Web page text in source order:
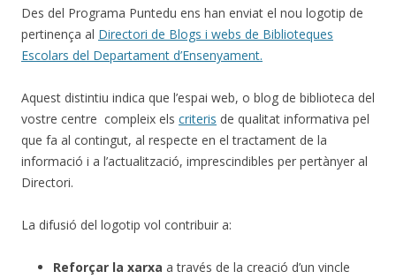
Des del Programa Puntedu ens han enviat el nou logotip de
pertinença al Directori de Blogs i webs de Biblioteques
Escolars del Departament d’Ensenyament.
Aquest distintiu indica que l’espai web, o blog de biblioteca del
vostre centre compleix els criteris de qualitat informativa pel
que fa al contingut, al respecte en el tractament de la
informació i a l’actualització, imprescindibles per pertànyer al
Directori.
La difusió del logotip vol contribuir a:
Reforçar la xarxa a través de la creació d’un vincle